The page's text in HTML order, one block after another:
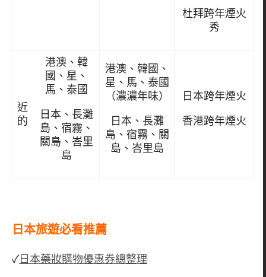
杜拜跨年煙火
秀
近
的
港澳、韓
國、星、
馬、泰國
日本、長灘
島、宿霧、
關島、峇里
島
港澳、韓國、
星、馬、泰國
（濃濃年味）
日本、長灘
島、宿霧、關
島、峇里島
日本跨年煙火
香港跨年煙火
日本旅遊必看推薦
✓ 日本藥妝購物優惠券總整理